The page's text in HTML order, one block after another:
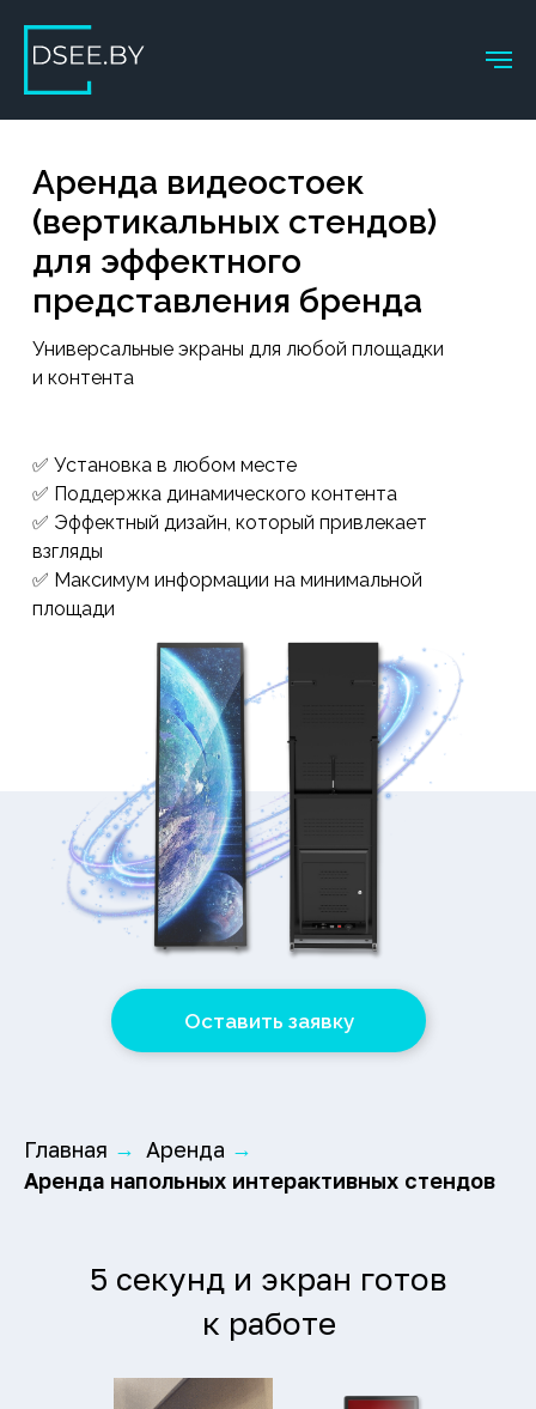
✅ Установка в любом месте
✅ Поддержка динамического контента
✅ Эффектный дизайн, который привлекает
взгляды
✅ Максимум информации на минимальной
площади
Универсальные экраны для любой площадки
и контента
Оставить заявку
Аренда видеостоек
(вертикальных стендов)
для эффектного
представления бренда
Главная → Аренда →
Аренда напольных интерактивных стендов
5 секунд и экран готов
к работе